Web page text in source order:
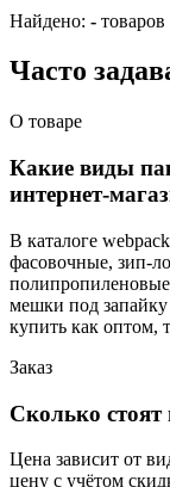
Найдено: - товаров
Часто
О товаре
Какие виды
интернет-
В каталоге
фасовочные, зип-
мешки под
купить как оптом,
Заказ
Сколько
Цена зависит от
цену с учётом